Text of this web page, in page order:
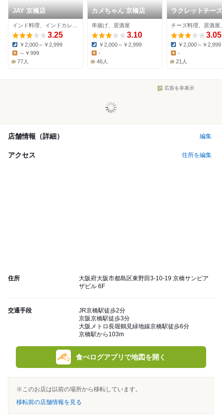
JAY 京橋店
3.25
Dinner:
￥2,000～￥2,999
Lunch:
～￥999
77人
カメちゃん 京橋店
串揚げ、居酒屋
3.10
Dinner:
￥2,000～￥2,999
Lunch:
-
46人
ラクレットチー
バル 京橋肉の会
3.05
Dinner:
￥2,000～￥2,999
Lunch:
-
21人
広告を非表示
店舗情報（詳細） 編集
アクセス 住所を編集
住所
大阪府大阪市都島区東野田3-10-19 京橋サンピア
ザビル 6F
交通手段
JR京橋駅徒歩2分
京阪京橋駅徒歩3分
大阪メトロ長堀鶴見緑地線京橋駅徒歩6分
京橋駅から103m
食べログアプリで地図を開く
※このお店は以前の場所から移転しています。
移転前の店舗情報を見る